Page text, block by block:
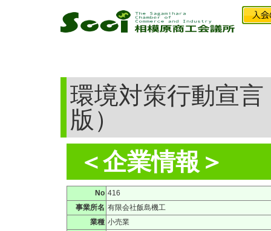
環境対策行動宣
版）
＜企業情報＞
No 416
事業所名 有限会社飯島機工
業種 小売業